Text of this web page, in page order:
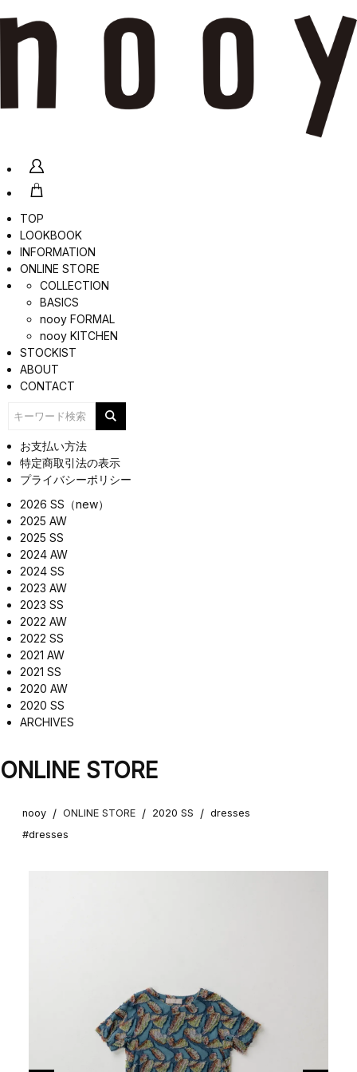
TOP
LOOKBOOK
INFORMATION
ONLINE STORE
COLLECTION
BASICS
nooy FORMAL
nooy KITCHEN
STOCKIST
ABOUT
CONTACT
お支払い方法
特定商取引法の表示
プライバシーポリシー
2026 SS（new）
2025 AW
2025 SS
2024 AW
2024 SS
2023 AW
2023 SS
2022 AW
2022 SS
2021 AW
2021 SS
2020 AW
2020 SS
ARCHIVES
ONLINE STORE
nooy / ONLINE STORE / 2020 SS / dresses
#dresses